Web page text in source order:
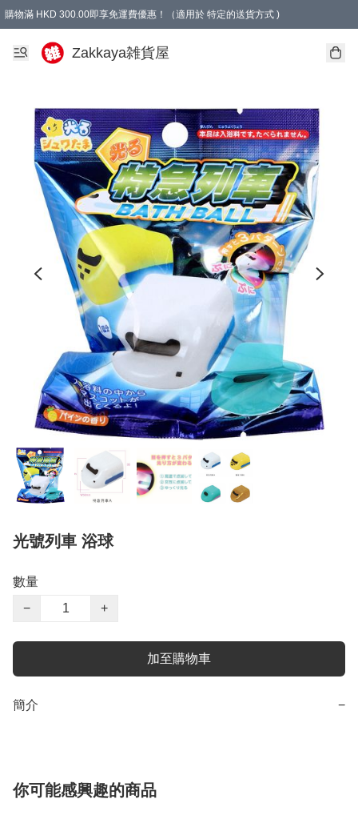
購物滿 HKD 300.00即享免運費優惠！（適用於 特定的送貨方式 )
Zakkaya雑貨屋
光號列車 浴球
數量
−
+
加至購物車
簡介 −
你可能感興趣的商品